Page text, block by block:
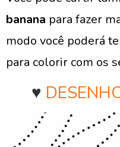
banana para fazer
modo você poderá
para colorir com os
♥